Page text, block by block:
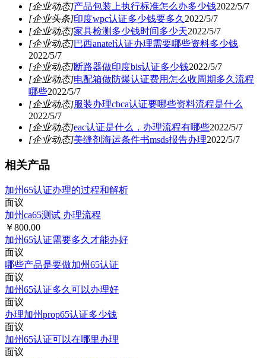
[企业动态]产品包装上执行标准怎么办多少钱2022/5/7
[企业头条]印度wpc认证多少钱要多久2022/5/7
[企业动态]家具检测多少钱时间多少天2022/5/7
[企业动态]巴西anatel认证办理需要哪些资料多少钱
2022/5/7
[企业动态]断路器做印度bis认证多少钱2022/5/7
[企业动态]电配箱做防爆认证费用怎么收周期多久流程
哪些2022/5/7
[企业动态]服装办理cbca认证要哪些资料流程是什么
2022/5/7
[企业动态]eac认证是什么，办理流程有哪些2022/5/7
[企业动态]美缝剂海运条件书msds报告办理2022/5/7
相关产品
加州65认证办理的过程和解析
面议
加州ca65测试 办理流程
￥800.00
加州65认证需要多久才能办好
面议
哪些产品是要做加州65认证
面议
加州65认证多久可以办理好
面议
办理加州prop65认证多少钱
面议
加州65认证可以在哪里办理
面议